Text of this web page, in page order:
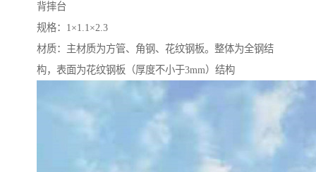
背摔台
规格：1×1.1×2.3
材质：主材质为方管、角钢、花纹钢板。整体为全钢结
构，表面为花纹钢板（厚度不小于3mm）结构